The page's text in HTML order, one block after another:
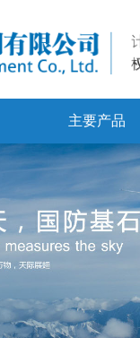
主要产品